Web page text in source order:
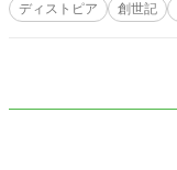
ディストピア
創世記